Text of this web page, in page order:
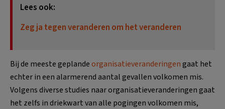
Lees ook:
Zeg ja tegen veranderen om het veranderen
Bij de meeste geplandeorganisatieveranderingengaat het
echter in een alarmerend aantal gevallen volkomen mis.
Volgens diverse studies naar organisatieveranderingen gaat
het zelfs in driekwart van alle pogingen volkomen mis,